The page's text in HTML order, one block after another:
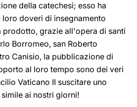
della catechesi; esso ha
doveri di insegnamento
prodotto, grazie all'opera di santi
Borromeo, san Roberto
Canisio, la pubblicazione di
al loro tempo sono dei veri
Vaticano II suscitare uno
ai nostri giorni!